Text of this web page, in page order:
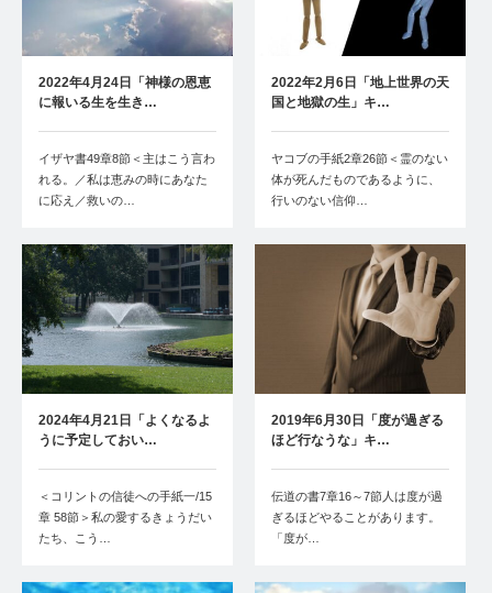
2022年4月24日「神様の恩恵
に報いる生を生き…
イザヤ書49章8節＜主はこう言わ
れる。／私は恵みの時にあなた
に応え／救いの…
2022年2月6日「地上世界の天
国と地獄の生」キ…
ヤコブの手紙2章26節＜霊のない
体が死んだものであるように、
行いのない信仰…
2024年4月21日「よくなるよ
うに予定しておい…
＜コリントの信徒への手紙一/15
章 58節＞私の愛するきょうだい
たち、こう…
2019年6月30日「度が過ぎる
ほど行なうな」キ…
伝道の書7章16～7節人は度が過
ぎるほどやることがあります。
「度が…